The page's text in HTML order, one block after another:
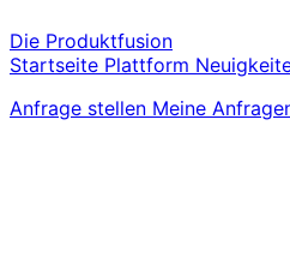
Die Produktfusion
Startseite Plattform
Anfrage stellen Meine